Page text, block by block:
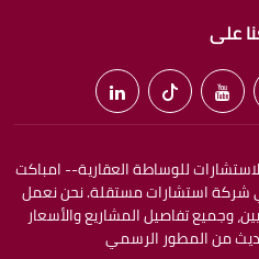
على
للوساطة العقارية-- امباكت
شركة استشارات مستقلة. نحن نعمل
وجميع تفاصيل المشاريع والأسعار
من المطور الرسمي